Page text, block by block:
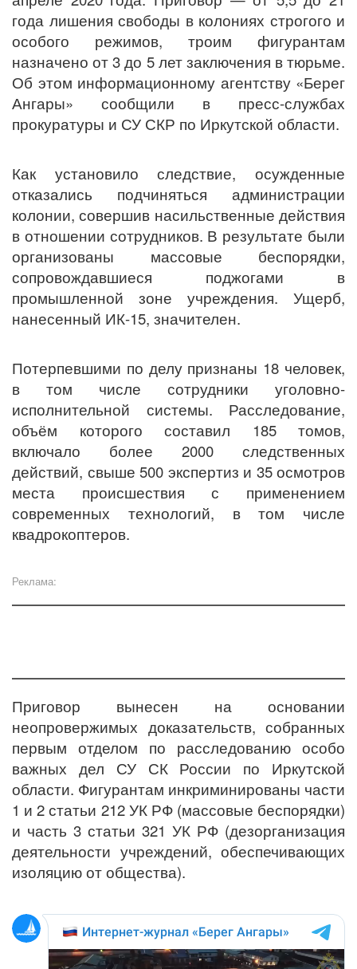
года лишения свободы в колониях строгого и
особого режимов, троим фигурантам
назначено от 3 до 5 лет заключения в тюрьме.
Об этом информационному агентству «Берег
Ангары» сообщили в пресс-службах
прокуратуры и СУ СКР по Иркутской области.
Как установило следствие, осужденные
отказались подчиняться администрации
колонии, совершив насильственные действия
в отношении сотрудников. В результате были
организованы массовые беспорядки,
сопровождавшиеся поджогами в
промышленной зоне учреждения. Ущерб,
нанесенный ИК-15, значителен.
Потерпевшими по делу признаны 18 человек,
в том числе сотрудники уголовно-
исполнительной системы. Расследование,
объём которого составил 185 томов,
включало более 2000 следственных
действий, свыше 500 экспертиз и 35 осмотров
места происшествия с применением
современных технологий, в том числе
квадрокоптеров.
Реклама:
Приговор вынесен на основании
неопровержимых доказательств, собранных
первым отделом по расследованию особо
важных дел СУ СК России по Иркутской
области. Фигурантам инкриминированы части
1 и 2 статьи 212 УК РФ (массовые беспорядки)
и часть 3 статьи 321 УК РФ (дезорганизация
деятельности учреждений, обеспечивающих
изоляцию от общества).